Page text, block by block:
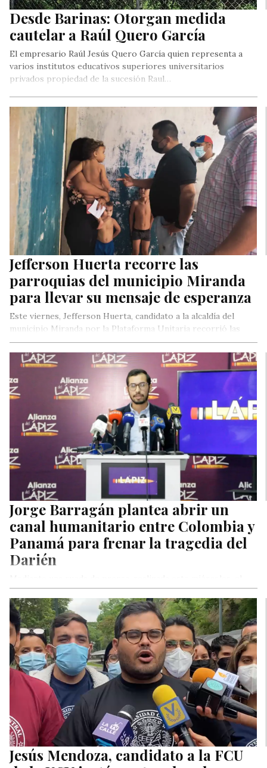
Desde Barinas: Otorgan medida
cautelar a Raúl Quero García
El empresario Raúl Jesús Quero García quien representa a
varios institutos educativos superiores universitarios
privados propiedad de la sucesión Raul…
Jefferson Huerta recorre las
parroquias del municipio Miranda
para llevar su mensaje de esperanza
Este viernes, Jefferson Huerta, candidato a la alcaldía del
municipio Miranda por la Plataforma Unitaria recorrió las
calles de la…
Jorge Barragán plantea abrir un
canal humanitario entre Colombia y
Panamá para frenar la tragedia del
Darién
portavoz de Asuntos Internacionales de la Alianza del Lápiz,
Jorge Barragán…
Jesús Mendoza, candidato a la FCU